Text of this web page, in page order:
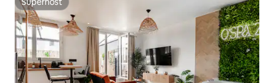
Superhost